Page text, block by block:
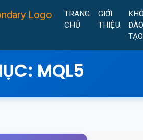
TRANG
CHỦ
GIỚI
THIỆU
ĐÀO
TẠO
MQL5